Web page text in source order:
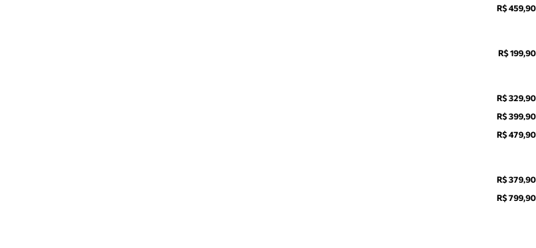
R$ 459,90
R$ 199,90
R$ 329,90
R$ 399,90
R$ 479,90
R$ 379,90
R$ 799,90